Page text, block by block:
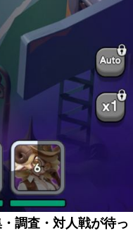
調査・対人戦が待っ